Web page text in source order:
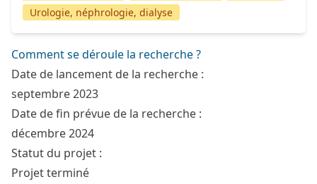
Urologie, néphrologie, dialyse
Comment se déroule la recherche ?
Date de lancement de la recherche :
septembre 2023
Date de fin prévue de la recherche :
décembre 2024
Statut du projet :
Projet terminé